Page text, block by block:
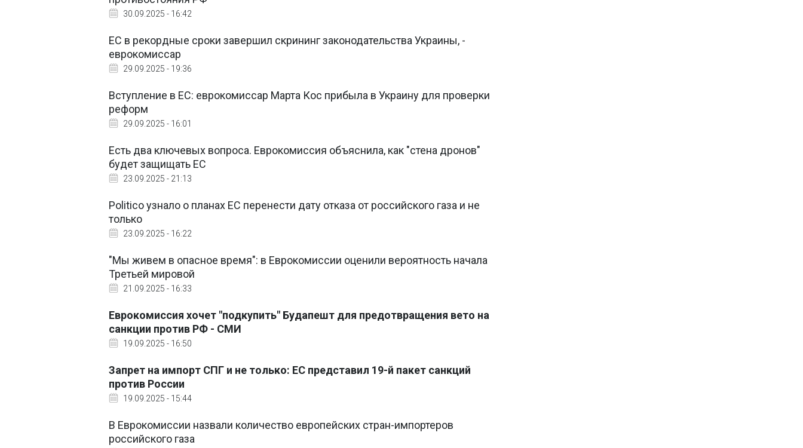
30.09.2025 - 16:42
ЕС в рекордные сроки завершил скрининг законодательства Украины, -
еврокомиссар
29.09.2025 - 19:36
Вступление в ЕС: еврокомиссар Марта Кос прибыла в Украину для проверки
реформ
29.09.2025 - 16:01
Есть два ключевых вопроса. Еврокомиссия объяснила, как "стена дронов"
будет защищать ЕС
23.09.2025 - 21:13
Politico узнало о планах ЕС перенести дату отказа от российского газа и не
только
23.09.2025 - 16:22
"Мы живем в опасное время": в Еврокомиссии оценили вероятность начала
Третьей мировой
21.09.2025 - 16:33
Еврокомиссия хочет "подкупить" Будапешт для предотвращения вето на
санкции против РФ - СМИ
19.09.2025 - 16:50
Запрет на импорт СПГ и не только: ЕС представил 19-й пакет санкций
против России
19.09.2025 - 15:44
В Еврокомиссии назвали количество европейских стран-импортеров
российского газа